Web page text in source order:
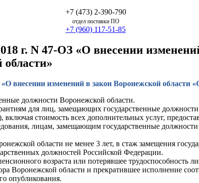
+7 (473) 2-390-790
отдел поставки ПО
+7 (960) 117-51-85
г. N 47-ОЗ «О внесении
внесении изменений в закон Воронежской области
должности Воронежской области.
для лиц, замещающих государственные
стоимость всех дополнительных услуг,
лицам, замещающим государственные
области не менее 3 лет, в стаж замещения
должностей Российской Федерации.
возраста или потерявшее трудоспособность
Воронежской области и прекратившее исполнение
опубликования.